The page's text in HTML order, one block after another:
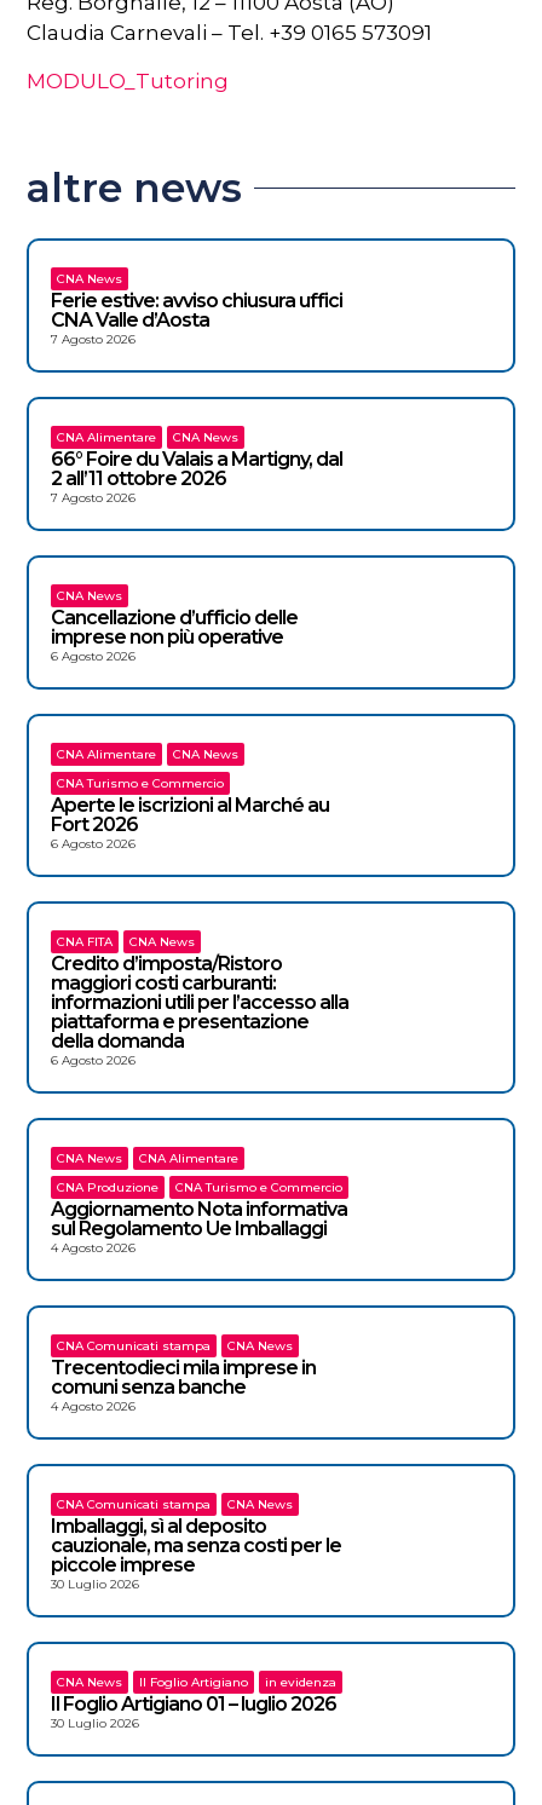
Claudia Carnevali – Tel. +39 0165 573091
MODULO_Tutoring
altre news
CNA News
Ferie estive: avviso chiusura uffici
CNA Valle d’Aosta
7 Agosto 2026
CNA Alimentare CNA News
66° Foire du Valais a Martigny, dal
2 all’11 ottobre 2026
7 Agosto 2026
CNA News
Cancellazione d’ufficio delle
imprese non più operative
6 Agosto 2026
CNA Alimentare
CNA News
CNA Turismo e Commercio
Aperte le iscrizioni al Marché au
Fort 2026
6 Agosto 2026
CNA FITA CNA News
Credito d’imposta/Ristoro
maggiori costi carburanti:
informazioni utili per l’accesso alla
piattaforma e presentazione
della domanda
6 Agosto 2026
CNA News
CNA Alimentare
CNA Produzione
CNA Turismo e Commercio
Aggiornamento Nota informativa
sul Regolamento Ue Imballaggi
4 Agosto 2026
CNA Comunicati stampa CNA News
Trecentodieci mila imprese in
comuni senza banche
4 Agosto 2026
CNA Comunicati stampa CNA News
Imballaggi, sì al deposito
cauzionale, ma senza costi per le
piccole imprese
30 Luglio 2026
CNA News Il Foglio Artigiano in evidenza
Il Foglio Artigiano 01 – luglio 2026
30 Luglio 2026